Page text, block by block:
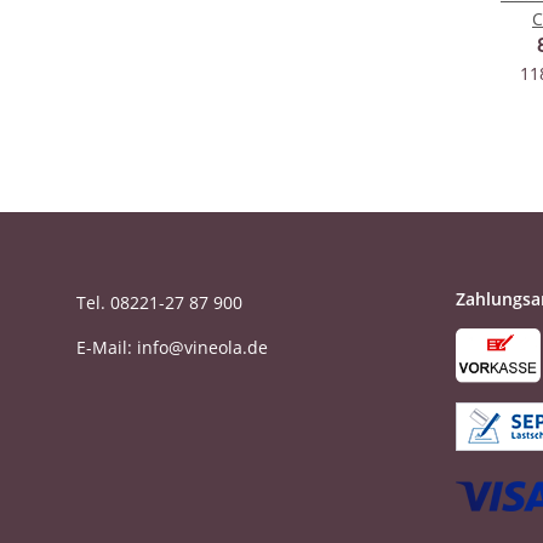
Tel. 08221-27 87 900
E-Mail: info@vineola.de